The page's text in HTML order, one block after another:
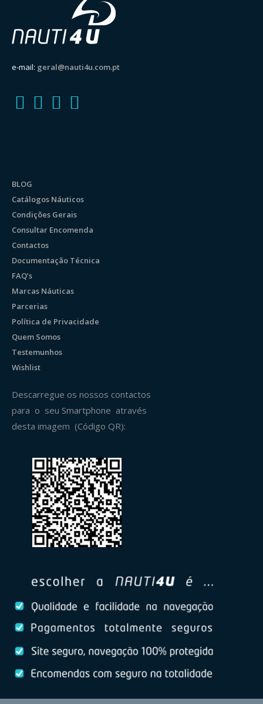
e-mail: geral@nauti4u.com.pt
BLOG
Catálogos Náuticos
Condições Gerais
Consultar Encomenda
Contactos
Documentação Técnica
FAQ’s
Marcas Náuticas
Parcerias
Política de Privacidade
Quem Somos
Testemunhos
Wishlist
Descarregue os nossos contactos
para o seu Smartphone através
desta imagem (Código QR):